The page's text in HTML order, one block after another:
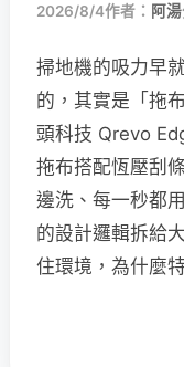
2026/8/4作者： 阿湯
掃地機的吸力早
的，其實是「拖
頭科技 Qrevo
拖布搭配恆壓刮
邊洗、每一秒都
的設計邏輯拆給
住環境，為什麼